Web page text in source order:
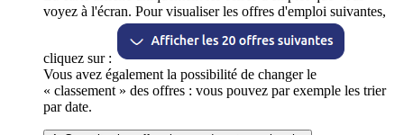
voyez à l'écran. Pour visualiser les offres d'emploi suivantes,
cliquez sur :
Vous avez également la possibilité de changer le
« classement » des offres : vous pouvez par exemple les trier
par date.